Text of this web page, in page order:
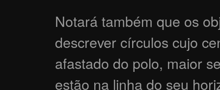
Notará também que os
descrever círculos cujo
afastado do polo, maior
estão na linha do seu